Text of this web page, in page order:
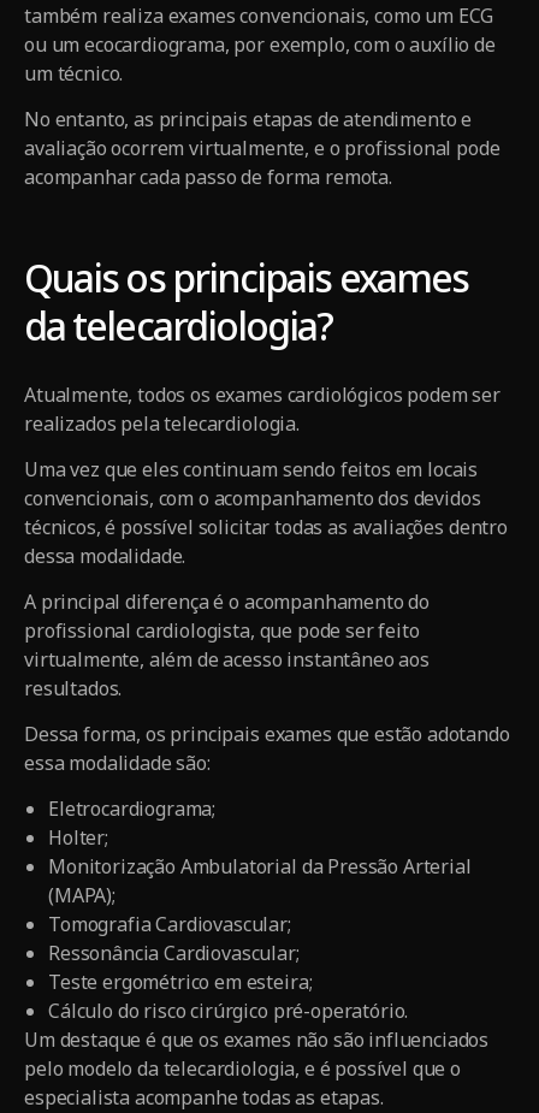
também realiza exames convencionais, como um ECG
ou um ecocardiograma, por exemplo, com o auxílio de
um técnico.
No entanto, as principais etapas de atendimento e
avaliação ocorrem virtualmente, e o profissional pode
acompanhar cada passo de forma remota.
Quais os principais exames
da telecardiologia?
Atualmente, todos os exames cardiológicos podem ser
realizados pela telecardiologia.
Uma vez que eles continuam sendo feitos em locais
convencionais, com o acompanhamento dos devidos
técnicos, é possível solicitar todas as avaliações dentro
dessa modalidade.
A principal diferença é o acompanhamento do
profissional cardiologista, que pode ser feito
virtualmente, além de acesso instantâneo aos
resultados.
Dessa forma, os principais exames que estão adotando
essa modalidade são:
Eletrocardiograma;
Holter;
Monitorização Ambulatorial da Pressão Arterial
(MAPA);
Tomografia Cardiovascular;
Ressonância Cardiovascular;
Teste ergométrico em esteira;
Cálculo do risco cirúrgico pré-operatório.
Um destaque é que os exames não são influenciados
pelo modelo da telecardiologia, e é possível que o
especialista acompanhe todas as etapas.